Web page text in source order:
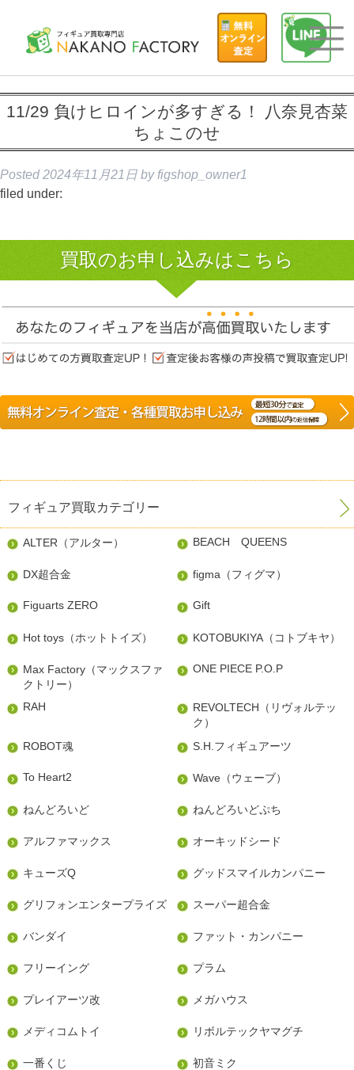
11/29 負けヒロインが多すぎる！ 八奈見杏菜
ちょこのせ
Posted 2024年11月21日 by figshop_owner1
filed under:
買取のお申し込みはこちら
フィギュア買取カテゴリー
ALTER（アルター） BEACH QUEENS
DX超合金 figma（フィグマ）
Figuarts ZERO Gift
Hot toys（ホットトイズ） KOTOBUKIYA（コトブキヤ）
Max Factory（マックスファ
クトリー）
ONE PIECE P.O.P
RAH
REVOLTECH（リヴォルテッ
ク）
ROBOT魂
S.H.フィギュアーツ
To Heart2 Wave（ウェーブ）
ねんどろいど ねんどろいどぷち
アルファマックス オーキッドシード
キューズQ グッドスマイルカンパニー
グリフォンエンタープライズ スーパー超合金
バンダイ ファット・カンパニー
フリーイング プラム
プレイアーツ改 メガハウス
メディコムトイ リボルテックヤマグチ
一番くじ 初音ミク